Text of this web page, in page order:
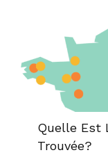
Quelle Est
Trouvée?